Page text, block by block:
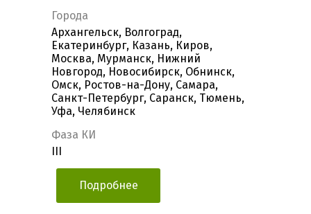
Города
Архангельск, Волгоград,
Екатеринбург, Казань, Киров,
Москва, Мурманск, Нижний
Новгород, Новосибирск, Обнинск,
Омск, Ростов-на-Дону, Самара,
Санкт-Петербург, Саранск, Тюмень,
Уфа, Челябинск
Фаза КИ
Подробнее